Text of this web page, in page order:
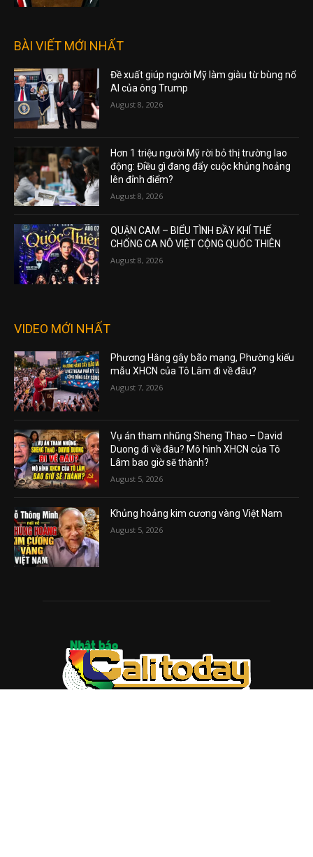
BÀI VIẾT MỚI NHẤT
Đề xuất giúp người Mỹ làm giàu từ bùng nổ
AI của ông Trump
August 8, 2026
Hơn 1 triệu người Mỹ rời bỏ thị trường lao
động: Điều gì đang đẩy cuộc khủng hoảng
lên đỉnh điểm?
August 8, 2026
QUẬN CAM – BIỂU TÌNH ĐẦY KHÍ THẾ
CHỐNG CA NÔ VIỆT CỘNG QUỐC THIÊN
August 8, 2026
VIDEO MỚI NHẤT
Phương Hằng gây bão mạng, Phường kiểu
mẫu XHCN của Tô Lâm đi về đâu?
August 7, 2026
Vụ án tham nhũng Sheng Thao – David
Duong đi về đâu? Mô hình XHCN của Tô
Lâm bao giờ sẽ thành?
August 5, 2026
Khủng hoảng kim cương vàng Việt Nam
August 5, 2026